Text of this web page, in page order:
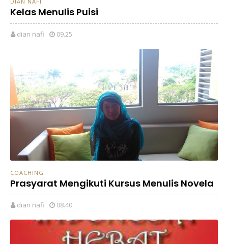
Kelas Menulis Puisi
dian nafi 09.25
COACHING
Prasyarat Mengikuti Kursus Menulis Novela
dian nafi 08.40